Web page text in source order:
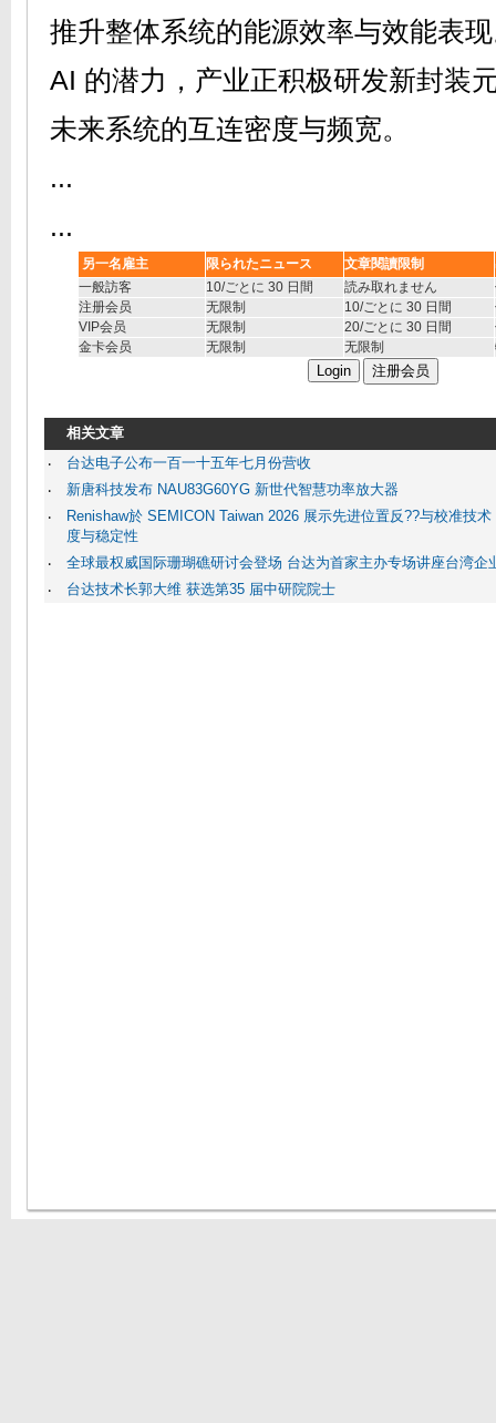
推升整体系统的能源效率与效能表
AI 的潜力，产业正积极研发新封装
未来系统的互连密度与频宽。
...
...
另一名雇主 限られたニュース 文章閱讀限制
一般訪客
10/ごとに 30 日間 読み取れません
注册会员
无限制 10/ごとに 30 日間
VIP会员 无限制 20/ごとに 30 日間
金卡会员
无限制 无限制
Login 注册会员
相关文章
‧
台达电子公布一百一十五年七月份营收
‧
新唐科技发布 NAU83G60YG 新世代智慧功率放大器
‧
Renishaw於 SEMICON Taiwan 2026 展示先进位置反??与校准技
度与稳定性
‧
全球最权威国际珊瑚礁研讨会登场 台达为首家主办专场讲座台湾企
‧
台达技术长郭大维 获选第35 届中研院院士